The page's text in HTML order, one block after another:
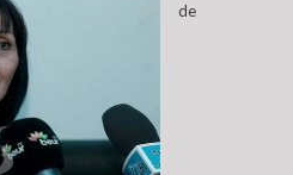
de